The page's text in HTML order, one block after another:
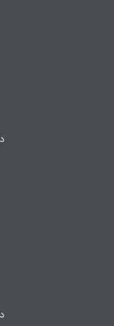
دسته
دسته